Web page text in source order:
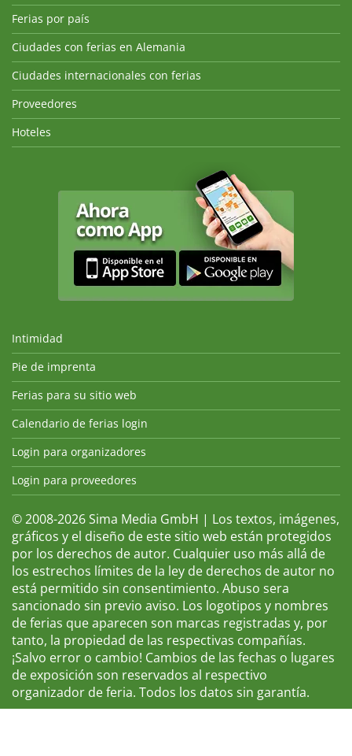
Ferias por país
Ciudades con ferias en Alemania
Ciudades internacionales con ferias
Proveedores
Hoteles
Intimidad
Pie de imprenta
Ferias para su sitio web
Calendario de ferias login
Login para organizadores
Login para proveedores
© 2008-2026 Sima Media GmbH | Los textos, imágenes,
gráficos y el diseño de este sitio web están protegidos
por los derechos de autor. Cualquier uso más allá de
los estrechos límites de la ley de derechos de autor no
está permitido sin consentimiento. Abuso sera
sancionado sin previo aviso. Los logotipos y nombres
de ferias que aparecen son marcas registradas y, por
tanto, la propiedad de las respectivas compañías.
¡Salvo error o cambio! Cambios de las fechas o lugares
de exposición son reservados al respectivo
organizador de feria. Todos los datos sin garantía.